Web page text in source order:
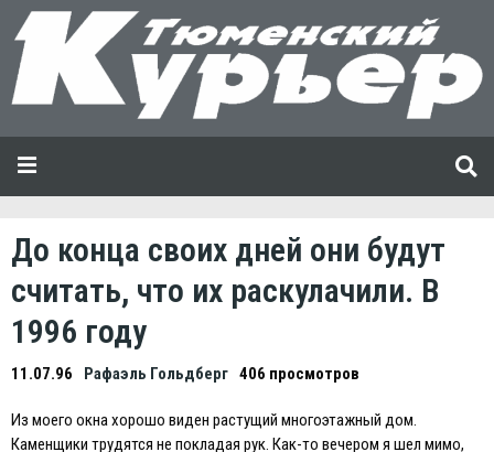
До конца своих дней они будут
считать, что их раскулачили. В
1996 году
11.07.96 Рафаэль Гольдберг 406 просмотров
Из моего окна хорошо виден растущий многоэтажный дом.
Каменщики трудятся не покладая рук. Как-то вечером я шел мимо,